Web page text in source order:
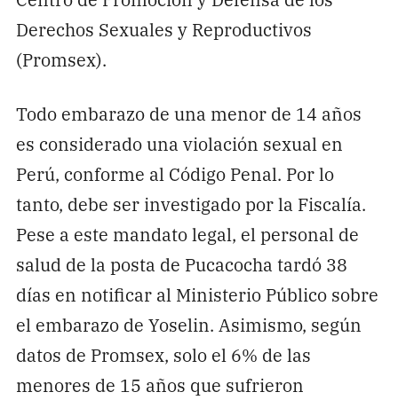
Derechos Sexuales y Reproductivos
(Promsex).
Todo embarazo de una menor de 14 años
es considerado una violación sexual en
Perú, conforme al Código Penal. Por lo
tanto, debe ser investigado por la Fiscalía.
Pese a este mandato legal, el personal de
salud de la posta de Pucacocha tardó 38
días en notificar al Ministerio Público sobre
el embarazo de Yoselin. Asimismo, según
datos de Promsex, solo el 6% de las
menores de 15 años que sufrieron